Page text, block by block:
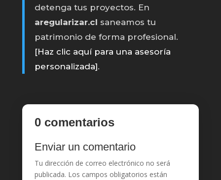
detenga tus proyectos. En
aregularizar.cl saneamos tu
patrimonio de forma profesional.
[Haz clic aquí para una asesoría
personalizada].
0 comentarios
Enviar un comentario
Tu dirección de correo electrónico no será
publicada. Los campos obligatorios están